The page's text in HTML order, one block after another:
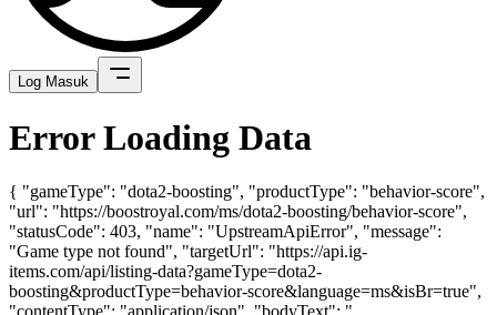
Log Masuk
Error Loading Data
{ "gameType": "dota2-boosting", "productType": "behavior-score",
"url": "https://boostroyal.com/ms/dota2-boosting/behavior-score",
"statusCode": 403, "name": "UpstreamApiError", "message":
"Game type not found", "targetUrl": "https://api.ig-
items.com/api/listing-data?gameType=dota2-
boosting&productType=behavior-score&language=ms&isBr=true",